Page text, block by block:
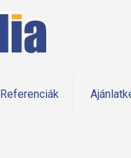
Referenciák